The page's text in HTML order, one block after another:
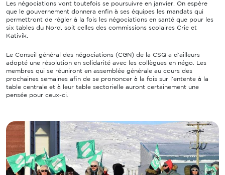
Les négociations vont toutefois se poursuivre en janvier. On espère
que le gouvernement donnera enfin à ses équipes les mandats qui
permettront de régler à la fois les négociations en santé que pour les
six tables du Nord, soit celles des commissions scolaires Crie et
Kativik.
Le Conseil général des négociations (CGN) de la CSQ a d’ailleurs
adopté une résolution en solidarité avec les collègues en négo. Les
membres qui se réuniront en assemblée générale au cours des
prochaines semaines afin de se prononcer à la fois sur l’entente à la
table centrale et à leur table sectorielle auront certainement une
pensée pour ceux-ci.